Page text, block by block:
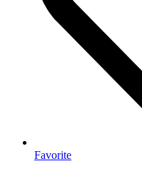
Favorite